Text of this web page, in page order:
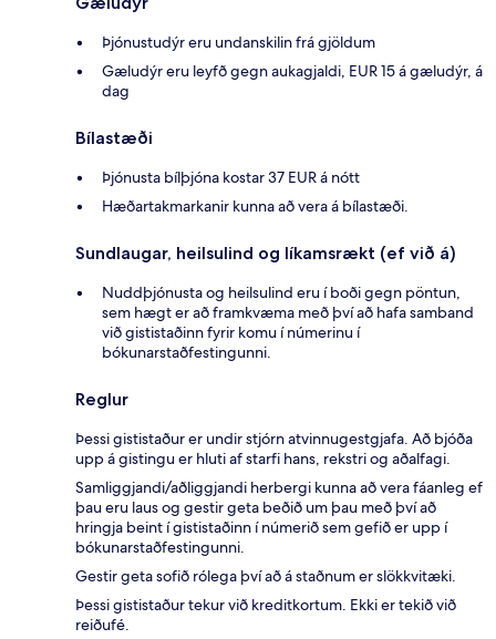
Þjónustudýr eru undanskilin frá gjöldum
Gæludýr eru leyfð gegn aukagjaldi, EUR 15 á gæludýr, á
dag
Bílastæði
Þjónusta bílþjóna kostar 37 EUR á nótt
Hæðartakmarkanir kunna að vera á bílastæði.
Sundlaugar, heilsulind og líkamsrækt (ef við á)
Nuddþjónusta og heilsulind eru í boði gegn pöntun,
sem hægt er að framkvæma með því að hafa samband
við gististaðinn fyrir komu í númerinu í
bókunarstaðfestingunni.
Reglur
Þessi gististaður er undir stjórn atvinnugestgjafa. Að bjóða
upp á gistingu er hluti af starfi hans, rekstri og aðalfagi.
Samliggjandi/aðliggjandi herbergi kunna að vera fáanleg ef
þau eru laus og gestir geta beðið um þau með því að
hringja beint í gististaðinn í númerið sem gefið er upp í
bókunarstaðfestingunni.
Gestir geta sofið rólega því að á staðnum er slökkvitæki.
Þessi gististaður tekur við kreditkortum. Ekki er tekið við
reiðufé.